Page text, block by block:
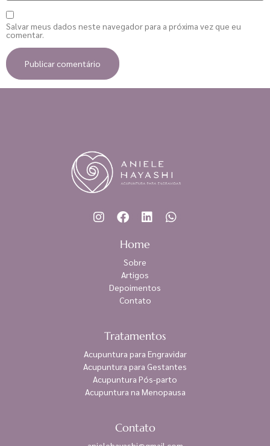
Salvar meus dados neste navegador para a próxima vez que eu
comentar.
Home
Sobre
Artigos
Depoimentos
Contato
Tratamentos
Acupuntura para Engravidar
Acupuntura para Gestantes
Acupuntura Pós-parto
Acupuntura na Menopausa
Contato